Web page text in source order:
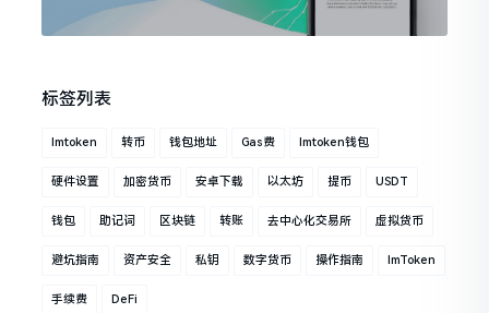
标签列表
Imtoken 转币 钱包地址 Gas费 Imtoken钱包
硬件设置 加密货币 安卓下载 以太坊 提币 USDT
钱包 助记词 区块链 转账 去中心化交易所 虚拟货币
避坑指南 资产安全 私钥 数字货币 操作指南 ImToken
手续费 DeFi